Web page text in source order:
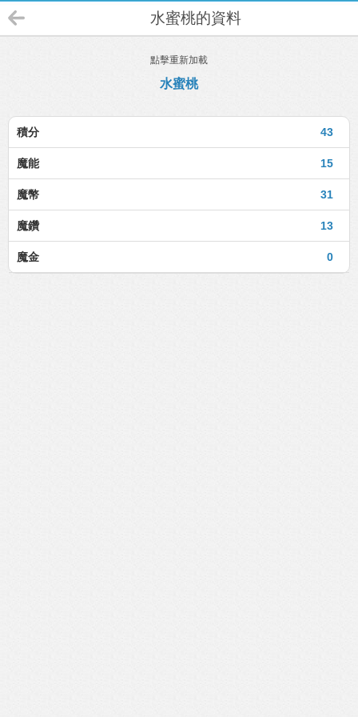
水蜜桃的資料
點擊重新加載
水蜜桃
43
積分
15
魔能
31
魔幣
13
魔鑽
0
魔金